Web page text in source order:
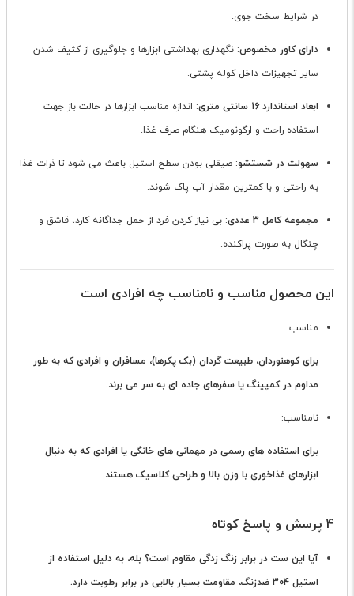
در شرایط سخت جوی.
دارای کاور مخصوص: نگهداری بهداشتی ابزارها و جلوگیری از کثیف شدن
سایر تجهیزات داخل کوله پشتی.
ابعاد استاندارد 16 سانتی متری
: اندازه مناسب ابزارها در حالت باز جهت
استفاده راحت و ارگونومیک هنگام صرف غذا.
سهولت در شستشو: صیقلی بودن سطح استیل باعث می شود تا ذرات غذا
به راحتی و با کمترین مقدار آب پاک شوند.
مجموعه کامل 3 عددی
: بی نیاز کردن فرد از حمل جداگانه کارد، قاشق و
چنگال به صورت پراکنده.
این محصول مناسب و نامناسب چه افرادی است
مناسب:
برای کوهنوردان، طبیعت گردان (بک پکرها)، مسافران و افرادی که به طور
مداوم در کمپینگ یا سفرهای جاده ای به سر می برند.
نامناسب:
برای استفاده های رسمی در مهمانی های خانگی یا افرادی که به دنبال
ابزارهای غذاخوری با وزن بالا و طراحی کلاسیک هستند.
4 پرسش و پاسخ کوتاه
آیا این ست در برابر زنگ زدگی مقاوم است؟ بله، به دلیل استفاده از
استیل 304 ضدزنگ، مقاومت بسیار بالایی در برابر رطوبت دارد.